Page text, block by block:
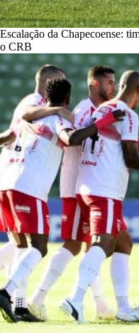
Escalação da Chapecoense:
o CRB